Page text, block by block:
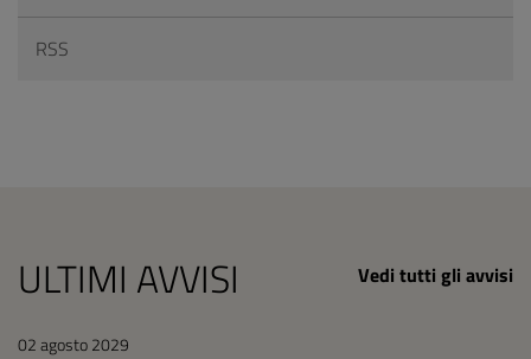
RSS
ULTIMI AVVISI Vedi tutti gli avvisi
02 agosto 2029